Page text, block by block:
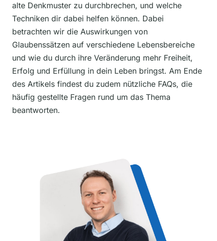
alte Denkmuster zu durchbrechen, und welche
Techniken dir dabei helfen können. Dabei
betrachten wir die Auswirkungen von
Glaubenssätzen auf verschiedene Lebensbereiche
und wie du durch ihre Veränderung mehr Freiheit,
Erfolg und Erfüllung in dein Leben bringst. Am Ende
des Artikels findest du zudem nützliche FAQs, die
häufig gestellte Fragen rund um das Thema
beantworten.